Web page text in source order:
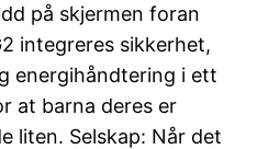
på skjermen foran
integreres sikkerhet,
energihåndtering i ett
at barna deres er
liten. Selskap: Når det